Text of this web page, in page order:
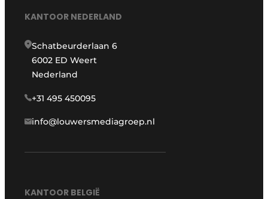
KANTOOR NEDERLAND
Schatbeurderlaan 6
6002 ED Weert
Nederland
+31 495 450095
info@louwersmediagroep.nl
KANTOOR BELGIË